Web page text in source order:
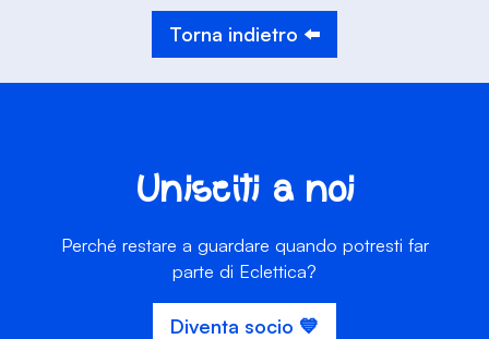
Torna indietro ⬅️
Unisciti a noi
Perché restare a guardare quando potresti far
parte di Eclettica?
Diventa socio 💙